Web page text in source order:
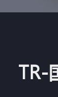
TR-